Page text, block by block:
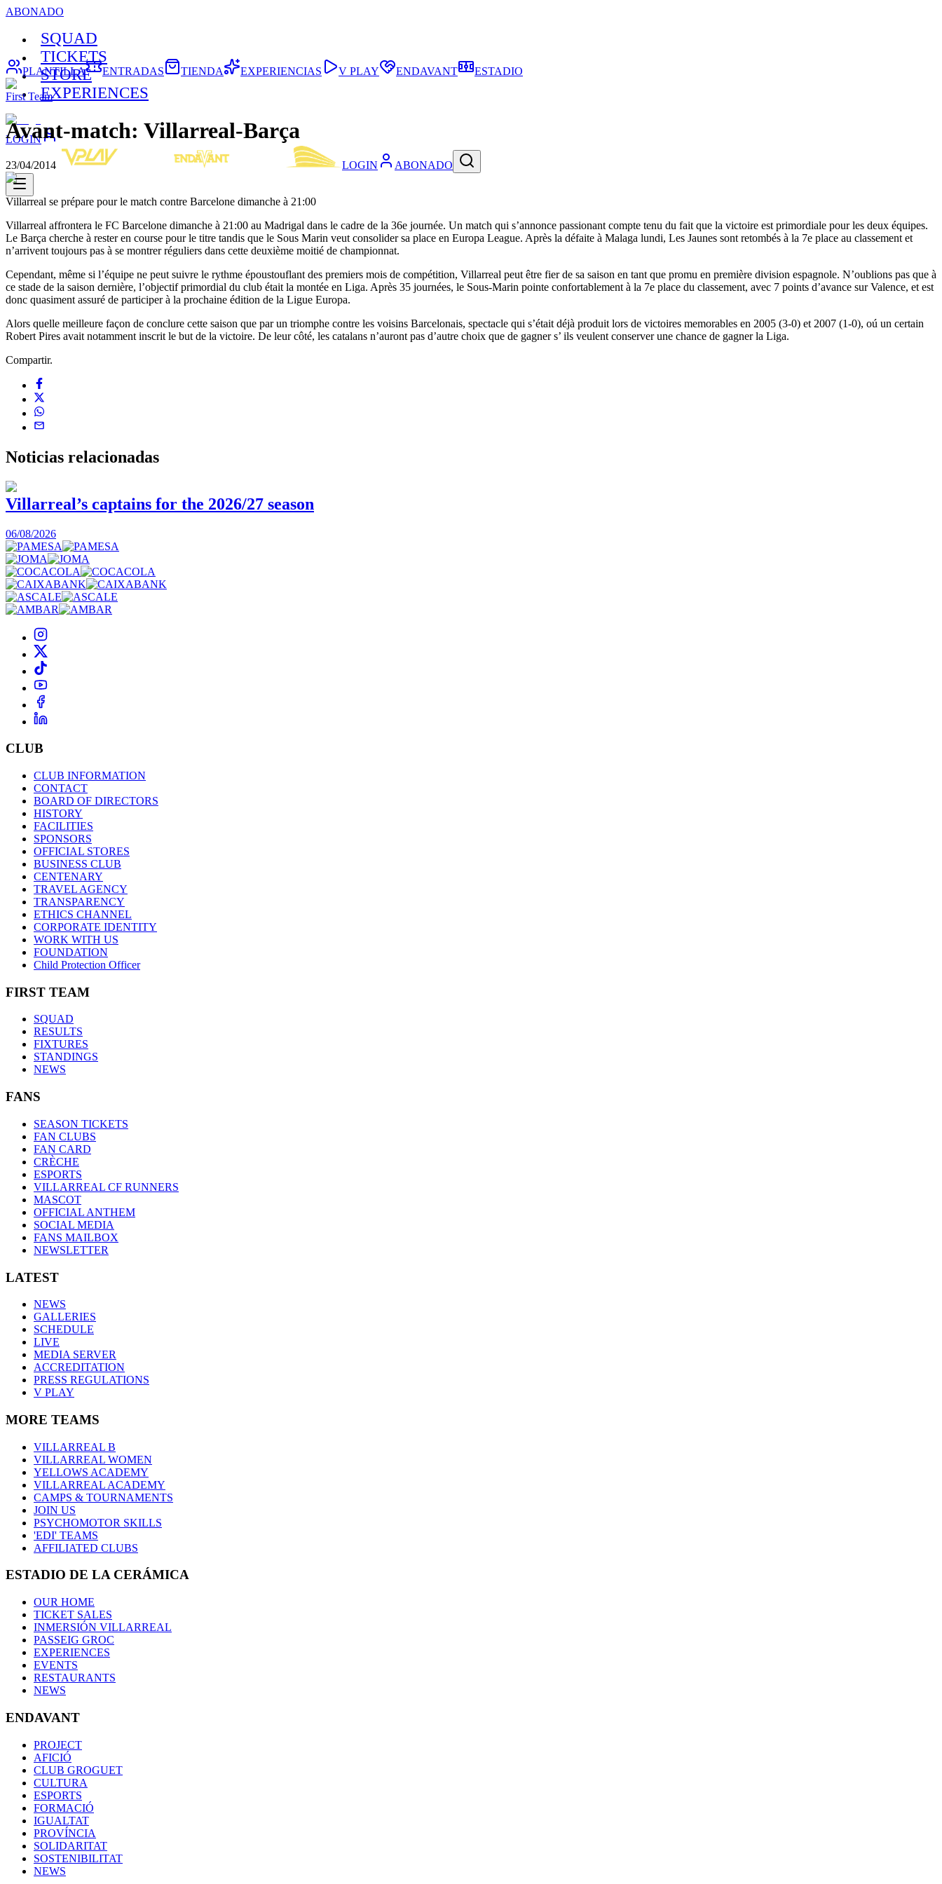
ABONADO
SQUAD
TICKETS
STORE
EXPERIENCES
LOGIN
LOGIN ABONADO
PLANTILLA ENTRADAS TIENDA EXPERIENCIAS V PLAY ENDAVANT ESTADIO
First Team
Avant-match: Villarreal-Barça
23/04/2014
Villarreal se prépare pour le match contre Barcelone dimanche à 21:00
Villarreal affrontera le FC Barcelone dimanche à 21:00 au Madrigal dans le cadre de la 36e journée. Un match qui s’annonce passionant compte tenu du fait que la victoire est primordiale pour les deux équipes.
Le Barça cherche à rester en course pour le titre tandis que le Sous Marin veut consolider sa place en Europa League. Après la défaite à Malaga lundi, Les Jaunes sont retombés à la 7e place au classement et
n’arrivent toujours pas à se montrer réguliers dans cette deuxième moitié de championnat.
Cependant, même si l’équipe ne peut suivre le rythme époustouflant des premiers mois de compétition, Villarreal peut être fier de sa saison en tant que promu en première division espagnole. N’oublions pas que à
ce stade de la saison dernière, l’objectif primordial du club était la montée en Liga. Après 35 journées, le Sous-Marin pointe confortablement à la 7e place du classement, avec 7 points d’avance sur Valence, et est
donc quasiment assuré de participer à la prochaine édition de la Ligue Europa.
Alors quelle meilleure façon de conclure cette saison que par un triomphe contre les voisins Barcelonais, spectacle qui s’était déjà produit lors de victoires memorables en 2005 (3-0) et 2007 (1-0), oú un certain
Robert Pires avait notamment inscrit le but de la victoire. De leur côté, les catalans n’auront pas d’autre choix que de gagner s’ ils veulent conserver une chance de gagner la Liga.
Compartir.
Noticias relacionadas
Villarreal’s captains for the 2026/27 season
06/08/2026
CLUB
CLUB INFORMATION
CONTACT
BOARD OF DIRECTORS
HISTORY
FACILITIES
SPONSORS
OFFICIAL STORES
BUSINESS CLUB
CENTENARY
TRAVEL AGENCY
TRANSPARENCY
ETHICS CHANNEL
CORPORATE IDENTITY
WORK WITH US
FOUNDATION
Child Protection Officer
FIRST TEAM
SQUAD
RESULTS
FIXTURES
STANDINGS
NEWS
FANS
SEASON TICKETS
FAN CLUBS
FAN CARD
CRÈCHE
ESPORTS
VILLARREAL CF RUNNERS
MASCOT
OFFICIAL ANTHEM
SOCIAL MEDIA
FANS MAILBOX
NEWSLETTER
LATEST
NEWS
GALLERIES
SCHEDULE
LIVE
MEDIA SERVER
ACCREDITATION
PRESS REGULATIONS
V PLAY
MORE TEAMS
VILLARREAL B
VILLARREAL WOMEN
YELLOWS ACADEMY
VILLARREAL ACADEMY
CAMPS & TOURNAMENTS
JOIN US
PSYCHOMOTOR SKILLS
'EDI' TEAMS
AFFILIATED CLUBS
ESTADIO DE LA CERÁMICA
OUR HOME
TICKET SALES
INMERSIÓN VILLARREAL
PASSEIG GROC
EXPERIENCES
EVENTS
RESTAURANTS
NEWS
ENDAVANT
PROJECT
AFICIÓ
CLUB GROGUET
CULTURA
ESPORTS
FORMACIÓ
IGUALTAT
PROVÍNCIA
SOLIDARITAT
SOSTENIBILITAT
NEWS